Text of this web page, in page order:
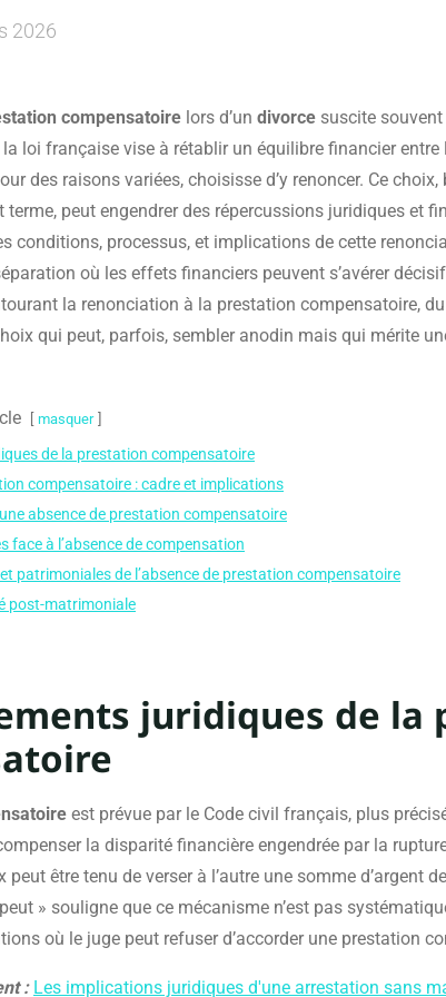
2026
compensatoire lors d’un divorce suscite
loi française vise à rétablir un équilibre financier entre
des raisons variées, choisisse d’y renoncer. Ce
terme, peut engendrer des répercussions juridiques et
conditions, processus, et implications de cette
où les effets financiers peuvent s’avérer
la renonciation à la prestation compensatoire,
qui peut, parfois, sembler anodin mais qui mérite
masquer
de la prestation compensatoire
compensatoire : cadre et implications
absence de prestation compensatoire
face à l’absence de compensation
patrimoniales de l’absence de prestation compensatoire
post-matrimoniale
juridiques de la
est prévue par le Code civil français, plus
la disparité financière engendrée par la
peut être tenu de verser à l’autre une somme d’argent
» souligne que ce mécanisme n’est pas
où le juge peut refuser d’accorder une prestation
: Les implications juridiques d'une arrestation sans